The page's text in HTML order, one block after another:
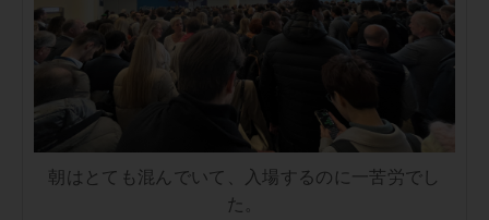
朝はとても混んでいて、入場するのに一苦労でし
た。